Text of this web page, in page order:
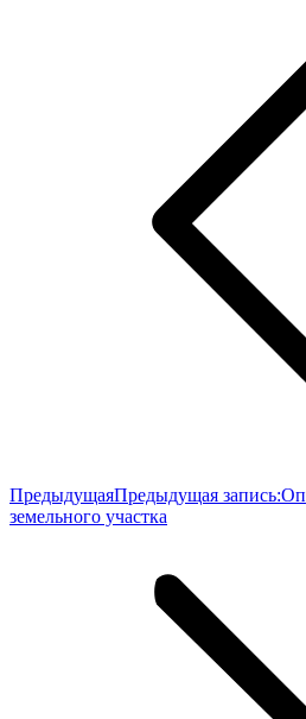
ПредыдущаяПредыдущая запись:
земельного участка